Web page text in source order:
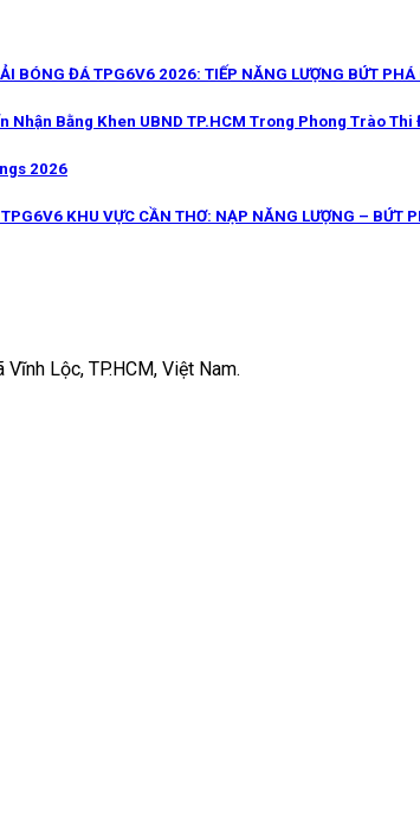
BÓNG ĐÁ TPG6V6 2026: TIẾP NĂNG LƯỢNG BỨT PHÁ
Bằng Khen UBND TP.HCM Trong Phong Trào
2026
KHU VỰC CẦN THƠ: NẠP NĂNG LƯỢNG – BỨT
Lộc, TP.HCM, Việt Nam.